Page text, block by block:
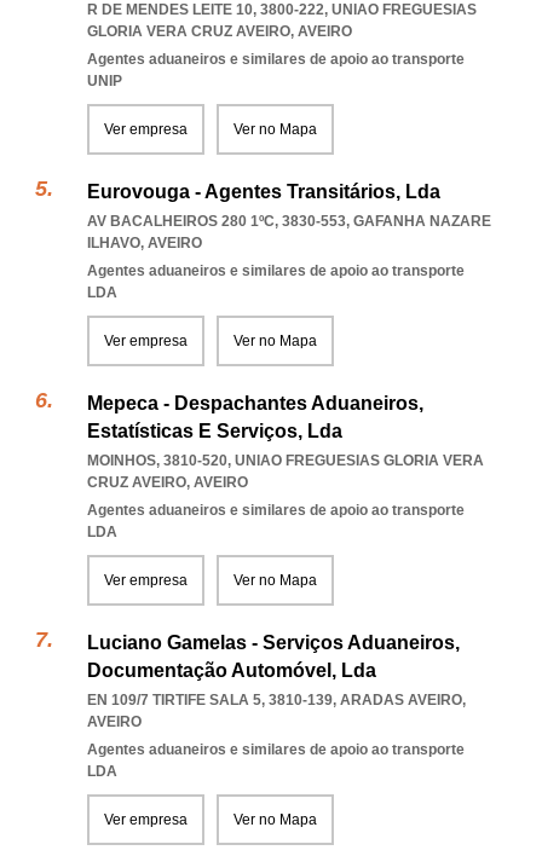
R DE MENDES LEITE 10, 3800-222, UNIAO FREGUESIAS
GLORIA VERA CRUZ AVEIRO, AVEIRO
Agentes aduaneiros e similares de apoio ao transporte
UNIP
Ver empresa Ver no Mapa
Eurovouga - Agentes Transitários, Lda
AV BACALHEIROS 280 1ºC, 3830-553, GAFANHA NAZARE
ILHAVO, AVEIRO
Agentes aduaneiros e similares de apoio ao transporte
LDA
Ver empresa Ver no Mapa
Mepeca - Despachantes Aduaneiros,
Estatísticas E Serviços, Lda
MOINHOS, 3810-520, UNIAO FREGUESIAS GLORIA VERA
CRUZ AVEIRO, AVEIRO
Agentes aduaneiros e similares de apoio ao transporte
LDA
Ver empresa Ver no Mapa
Luciano Gamelas - Serviços Aduaneiros,
Documentação Automóvel, Lda
EN 109/7 TIRTIFE SALA 5, 3810-139, ARADAS AVEIRO,
AVEIRO
Agentes aduaneiros e similares de apoio ao transporte
LDA
Ver empresa Ver no Mapa